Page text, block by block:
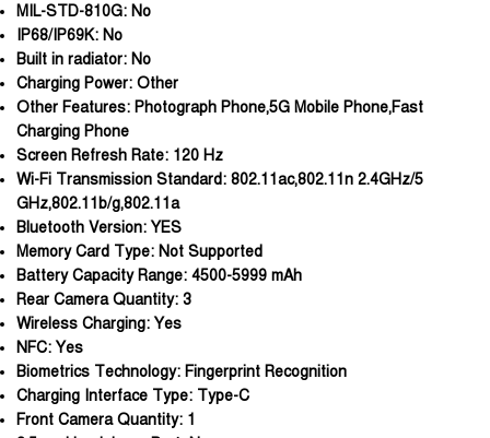
MIL-STD-810G: No
IP68/IP69K: No
Built in radiator: No
Charging Power: Other
Other Features: Photograph Phone,5G Mobile Phone,Fast
Charging Phone
Screen Refresh Rate: 120 Hz
Wi-Fi Transmission Standard: 802.11ac,802.11n 2.4GHz/5
GHz,802.11b/g,802.11a
Bluetooth Version: YES
Memory Card Type: Not Supported
Battery Capacity Range: 4500-5999 mAh
Rear Camera Quantity: 3
Wireless Charging: Yes
NFC: Yes
Biometrics Technology: Fingerprint Recognition
Charging Interface Type: Type-C
Front Camera Quantity: 1